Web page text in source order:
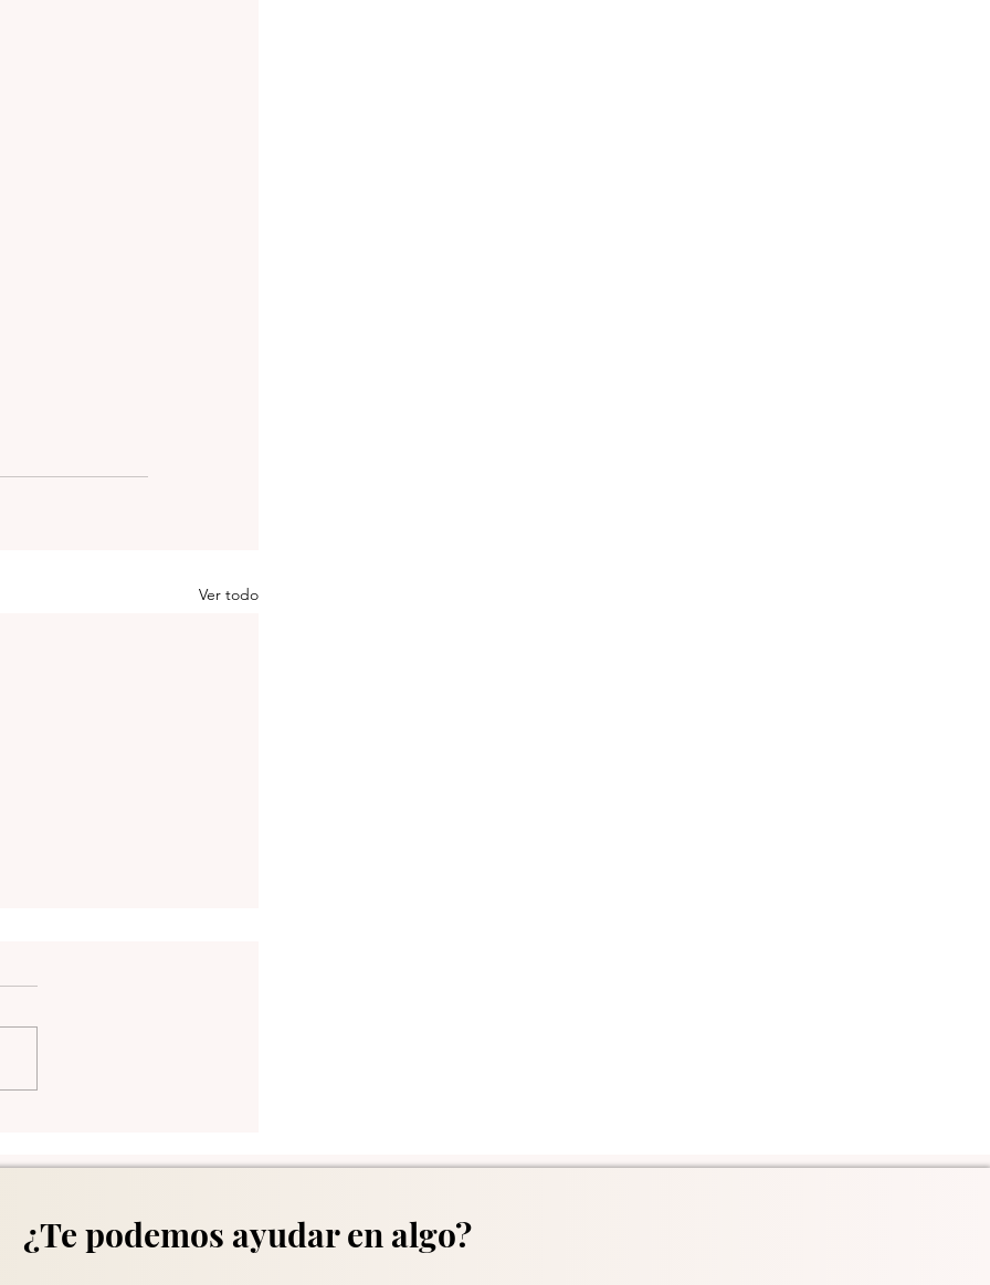
Ver todo
13 en Medellín
¿Te podemos ayudar en algo?